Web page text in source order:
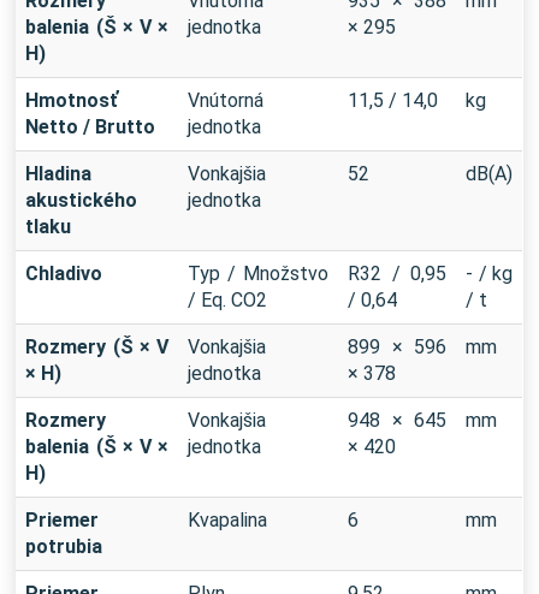
balenia (Š × V ×
H)
jednotka
× 295
Hmotnosť
Netto / Brutto
Vnútorná
jednotka
11,5 / 14,0 kg
Hladina
akustického
tlaku
Vonkajšia
jednotka
52 dB(A)
Chladivo
Typ / Množstvo
/ Eq. CO2
R32 / 0,95
/ 0,64
- / kg
/ t
Rozmery (Š × V
× H)
Vonkajšia
jednotka
899 × 596
× 378
mm
Rozmery
balenia (Š × V ×
H)
Vonkajšia
jednotka
948 × 645
× 420
mm
Priemer
potrubia
Kvapalina 6 mm